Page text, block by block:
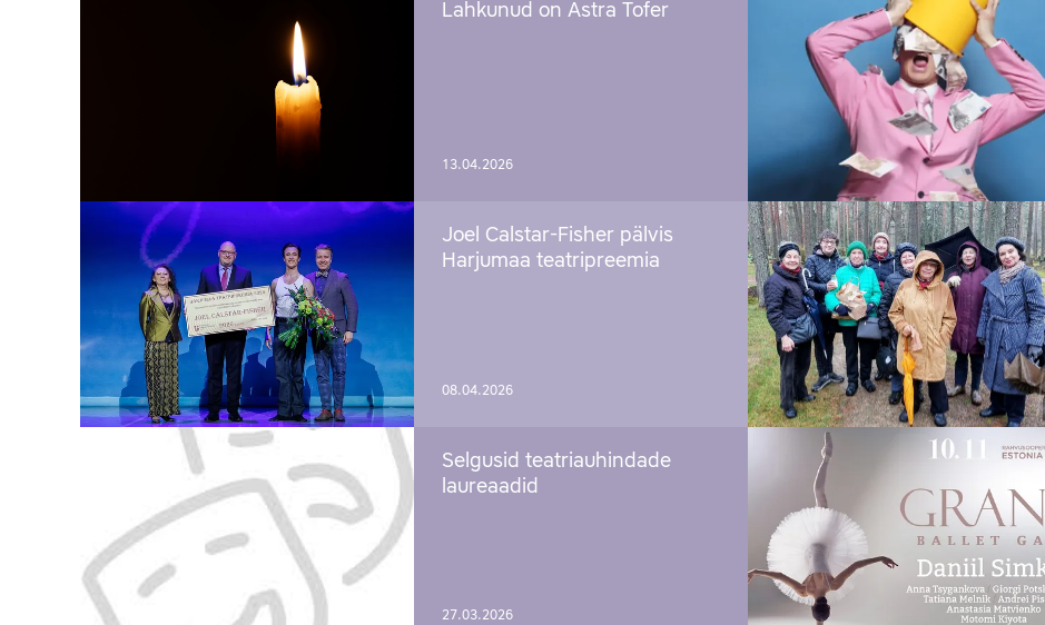
Lahkunud on Astra Tofer
13.04.2026
Joel Calstar-Fisher pälvis
Harjumaa teatripreemia
08.04.2026
Selgusid teatriauhindade
laureaadid
27.03.2026